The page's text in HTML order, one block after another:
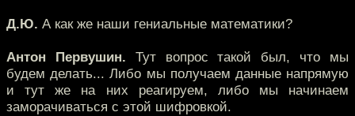
Д.Ю. А как же наши гениальные математики?
Антон Первушин. Тут вопрос такой был, что мы
будем делать... Либо мы получаем данные напрямую
и тут же на них реагируем, либо мы начинаем
заморачиваться с этой шифровкой.